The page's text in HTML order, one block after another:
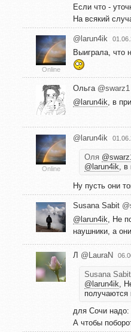
Если что -
На всякий
Online
@larun4ik
Выиграла, что
Ольга @swarz1
@larun4ik , в
Online
@larun4ik
Оля
@larun4ik ,
Ну пусть они
Susana Sabit
@larun4ik , Не
наушники, а
Л @LauraN
Susana Sabit
@larun4ik ,
получаются
для Сочи надо:
А чтобы